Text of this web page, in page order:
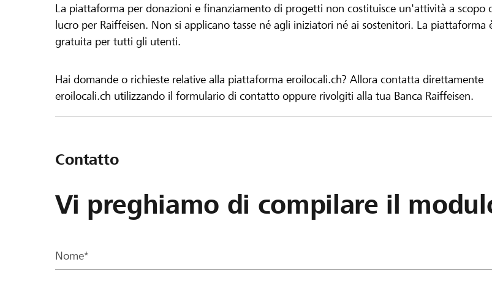
La piattaforma per donazioni e finanziamento di progetti non costituisce un'attività a scopo
lucro per Raiffeisen. Non si applicano tasse né agli iniziatori né ai sostenitori. La piattaforma
gratuita per tutti gli utenti.
Hai domande o richieste relative alla piattaforma eroilocali.ch? Allora contatta direttamente
eroilocali.ch utilizzando il formulario di contatto oppure rivolgiti alla tua Banca Raiffeisen.
Contatto
Vi preghiamo di compilare il
Nome*